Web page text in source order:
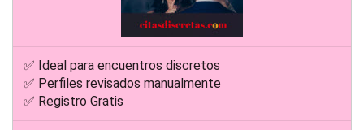
✅ Ideal para encuentros discretos
✅ Perfiles revisados manualmente
✅ Registro Gratis